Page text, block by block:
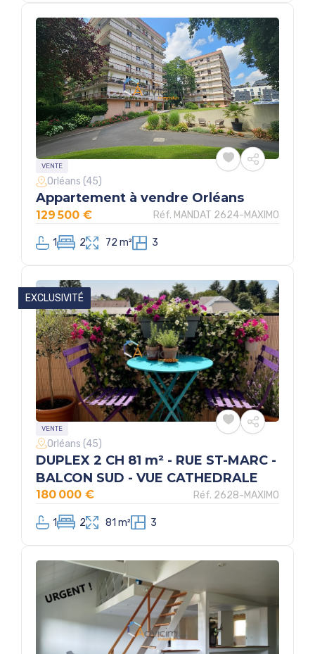
VENTE
Réf. MANDAT 2624-MAXIMO
Orléans (45)
Appartement à vendre Orléans
1 2 72 m² 3
129 500 €
EXCLUSIVITÉ
VENTE
Réf. 2628-MAXIMO
Orléans (45)
DUPLEX 2 CH 81 m² - RUE ST-MARC -
BALCON SUD - VUE CATHEDRALE
1 2 81 m² 3
180 000 €